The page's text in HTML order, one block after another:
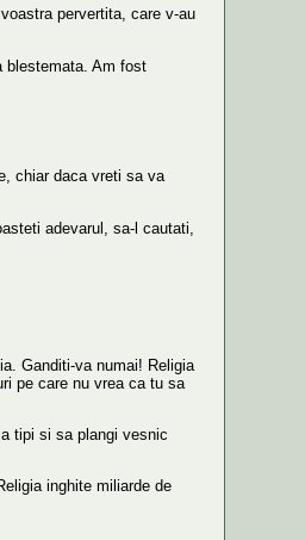
pervertita, care v-au
blestemata. Am fost
chiar daca vreti sa va
adevarul, sa-l cautati,
Ganditi-va numai! Religia
pe care nu vrea ca tu sa
tipi si sa plangi vesnic
inghite miliarde de